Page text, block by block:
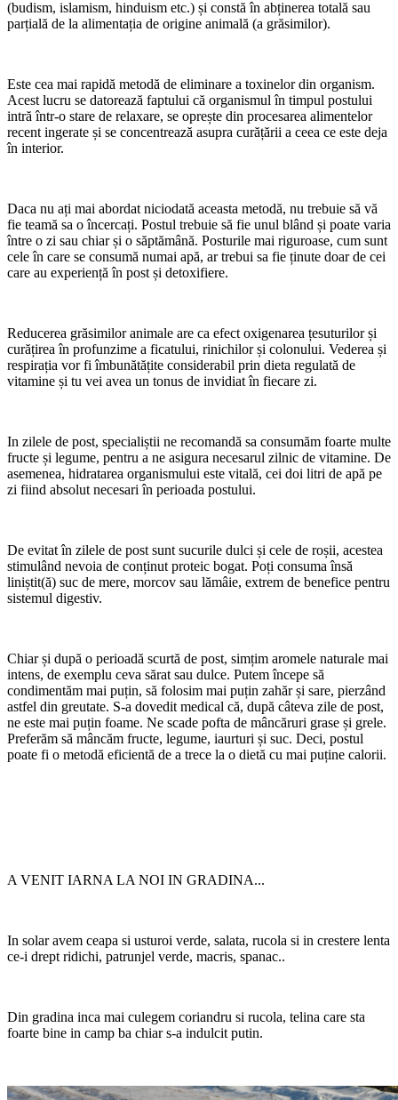
(budism, islamism, hinduism etc.) și constă în abținerea totală sau
parțială de la alimentația de origine animală (a grăsimilor).
Este cea mai rapidă metodă de eliminare a toxinelor din organism.
Acest lucru se datorează faptului că organismul în timpul postului
intră într-o stare de relaxare, se oprește din procesarea alimentelor
recent ingerate și se concentrează asupra curățării a ceea ce este deja
în interior.
Daca nu ați mai abordat niciodată aceasta metodă, nu trebuie să vă
fie teamă sa o încercați. Postul trebuie să fie unul blând și poate varia
între o zi sau chiar și o săptămână. Posturile mai riguroase, cum sunt
cele în care se consumă numai apă, ar trebui sa fie ținute doar de cei
care au experiență în post și detoxifiere.
Reducerea grăsimilor animale are ca efect oxigenarea țesuturilor și
curățirea în profunzime a ficatului, rinichilor și colonului. Vederea și
respirația vor fi îmbunătățite considerabil prin dieta regulată de
vitamine și tu vei avea un tonus de invidiat în fiecare zi.
In zilele de post, specialiștii ne recomandă sa consumăm foarte multe
fructe și legume, pentru a ne asigura necesarul zilnic de vitamine. De
asemenea, hidratarea organismului este vitală, cei doi litri de apă pe
zi fiind absolut necesari în perioada postului.
De evitat în zilele de post sunt sucurile dulci și cele de roșii, acestea
stimulând nevoia de conținut proteic bogat. Poți consuma însă
liniștit(ă) suc de mere, morcov sau lămâie, extrem de benefice pentru
sistemul digestiv.
Chiar și după o perioadă scurtă de post, simțim aromele naturale mai
intens, de exemplu ceva sărat sau dulce. Putem începe să
condimentăm mai puțin, să folosim mai puțin zahăr și sare, pierzând
astfel din greutate. S-a dovedit medical că, după câteva zile de post,
ne este mai puțin foame. Ne scade pofta de mâncăruri grase și grele.
Preferăm să mâncăm fructe, legume, iaurturi și suc. Deci, postul
poate fi o metodă eficientă de a trece la o dietă cu mai puține calorii.
A VENIT IARNA LA NOI IN GRADINA...
In solar avem ceapa si usturoi verde, salata, rucola si in crestere lenta
ce-i drept ridichi, patrunjel verde, macris, spanac..
Din gradina inca mai culegem coriandru si rucola, telina care sta
foarte bine in camp ba chiar s-a indulcit putin.